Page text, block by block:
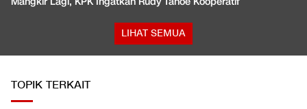
LIHAT SEMUA
TOPIK TERKAIT